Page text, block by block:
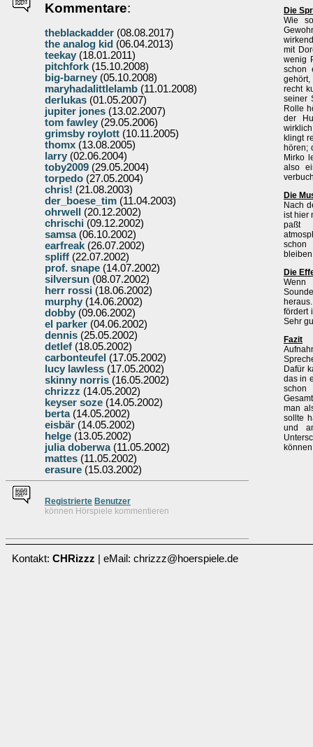
Kommentare:
theblackadder (08.08.2017)
the analog kid (06.04.2013)
teekay (18.01.2011)
pitchfork (15.10.2008)
big-barney (05.10.2008)
maryhadalittlelamb (11.01.2008)
derlukas (01.05.2007)
jupiter jones (13.02.2007)
tom fawley (29.05.2006)
grimsby roylott (10.11.2005)
thomx (13.08.2005)
larry (02.06.2004)
toby2009 (29.05.2004)
torpedo (27.05.2004)
chris! (21.08.2003)
der_boese_tim (11.04.2003)
ohrwell
(20.12.2002)
chrischi (09.12.2002)
samsa(06.10.2002)
earfreak (26.07.2002)
spliff (22.07.2002)
prof. snape (14.07.2002)
silversun (08.07.2002)
herr rossi (18.06.2002)
murphy (14.06.2002)
dobby (09.06.2002)
el parker (04.06.2002)
dennis (25.05.2002)
detlef (18.05.2002)
carbonteufel (17.05.2002)
lucy lawless (17.05.2002)
skinny norris (16.05.2002)
chrizzz (14.05.2002)
keyser soze (14.05.2002)
berta(14.05.2002)
eisbär (14.05.2002)
helge (13.05.2002)
julia doberwa(11.05.2002)
mattes (11.05.2002)
erasure (15.03.2002)
Registrierte Benutzer
können Hörspiele kommentieren
Die
Wie
mit
wenig
schon
recht
seiner
Rolle
der
klingt
hören;
Mirko
also
Die
Nach
ist hier
paßt
schon
Die
Wenn
fördert
Sehr
Fazit
Dafür
das in
man
sollte
und
Kontakt: CHRizzz | eMail: chrizzz@hoerspiele.de